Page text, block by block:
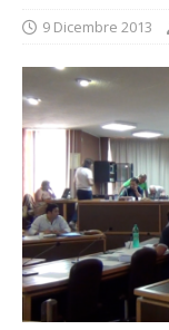
9 Dicembre 2013